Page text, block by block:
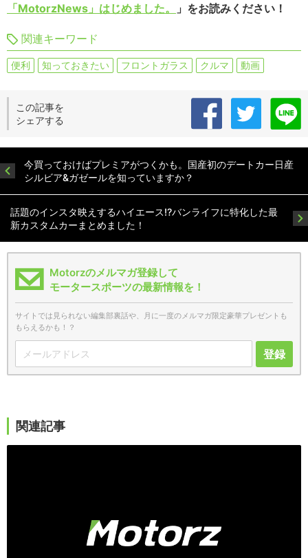
「MotorzNews」はじめました。
」をお読みください！
関連キーワード
便利 知っておきたい フロントガラス クルマ 動画
この記事を
シェアする
今買っておけばプレミアがつくかも。国産初のデートカー日産
シルビア&ガゼールを知っていますか？
話題のインスタ映えするハイエース!?バンライフに特化した最
新カスタムカーまとめました！
Motorzのメルマガ登録して
モータースポーツの最新情報を！
サイトでは見られない編集部裏話や、月に一度のメルマガ限定豪華プレゼントも
もらえるかも！？
登録
関連記事